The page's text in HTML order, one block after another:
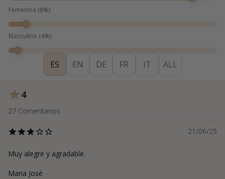
Femenina (8%)
Masculino (4%)
ES EN DE FR IT ALL
4
27 Comentarios
21/06/25
Muy alegre y agradable.
Maria José